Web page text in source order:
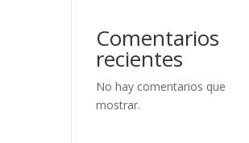
Comentarios
recientes
No hay comentarios que
mostrar.